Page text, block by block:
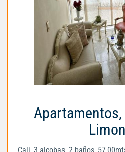
Apartamentos,
Cali, 3 alcobas, 2 baños,